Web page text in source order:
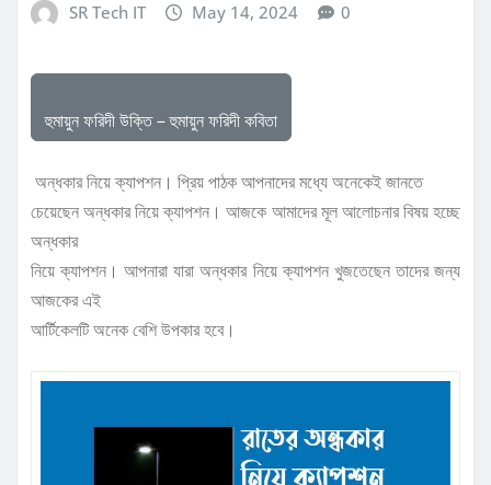
SR Tech IT May 14, 2024 0
হুমায়ুন ফরিদী উক্তি – হুমায়ুন ফরিদী কবিতা
অন্ধকার নিয়ে ক্যাপশন। প্রিয় পাঠক আপনাদের মধ্যে অনেকেই জানতে
চেয়েছেন অন্ধকার নিয়ে ক্যাপশন। আজকে আমাদের মূল আলোচনার বিষয় হচ্ছে
অন্ধকার
নিয়ে ক্যাপশন। আপনারা যারা অন্ধকার নিয়ে ক্যাপশন খুজতেছেন তাদের জন্য
আজকের এই
আর্টিকেলটি অনেক বেশি উপকার হবে।